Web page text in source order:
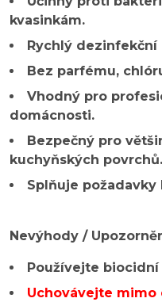
kvasinkám.
Rychlý dezinfekční
Bez parfému,
Vhodný pro
domácnosti.
Bezpečný pro
kuchyňských povrchů.
Splňuje požadavky
Nevýhody /
Používejte
Uchovávejte mimo